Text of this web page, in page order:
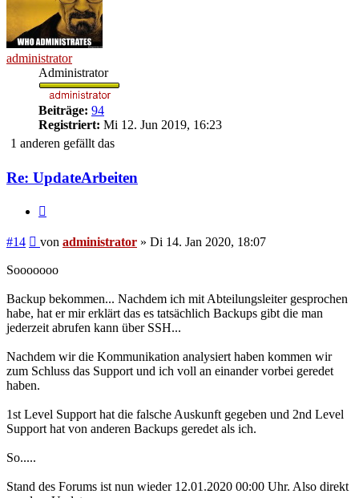
administrator
Administrator
Beiträge: 94
Registriert: Mi 12. Jun 2019, 16:23
1 anderen gefällt das
Re: UpdateArbeiten
#14 Beitrag
von administrator » Di 14. Jan 2020, 18:07
Sooooooo
Backup bekommen... Nachdem ich mit Abteilungsleiter gesprochen
habe, hat er mir erklärt das es tatsächlich Backups gibt die man
jederzeit abrufen kann über SSH...
Nachdem wir die Kommunikation analysiert haben kommen wir
zum Schluss das Support und ich voll an einander vorbei geredet
haben.
1st Level Support hat die falsche Auskunft gegeben und 2nd Level
Support hat von anderen Backups geredet als ich.
So.....
Stand des Forums ist nun wieder 12.01.2020 00:00 Uhr. Also direkt